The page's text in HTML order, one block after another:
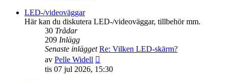
LED-/videoväggar
Här kan du diskutera LED-/videoväggar, tillbehör mm.
30 Trådar
209 Inlägg
Senaste inlägget Re: Vilken LED-skärm?
av Pelle Widell
till
tis 07 jul 2026, 15:30